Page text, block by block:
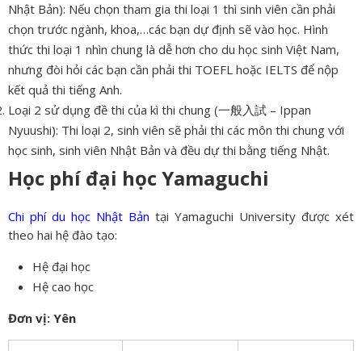
Nhật Bản): Nếu chọn tham gia thi loại 1 thì sinh viên cần phải
chọn trước ngành, khoa,…các bạn dự định sẽ vào học. Hình
thức thi loại 1 nhìn chung là dễ hơn cho du học sinh Việt Nam,
nhưng đòi hỏi các bạn cần phải thi TOEFL hoặc IELTS để nộp
kết quả thi tiếng Anh.
Loại 2 sử dụng đề thi của kì thi chung (一般入試 – Ippan
Nyuushi): Thi loại 2, sinh viên sẽ phải thi các môn thi chung với
học sinh, sinh viên Nhật Bản và đều dự thi bằng tiếng Nhật.
Học phí đại học Yamaguchi
Chi phí du học Nhật Bản tại Yamaguchi University được xét
theo hai hệ đào tạo:
Hệ đại học
Hệ cao học
Đơn vị: Yên